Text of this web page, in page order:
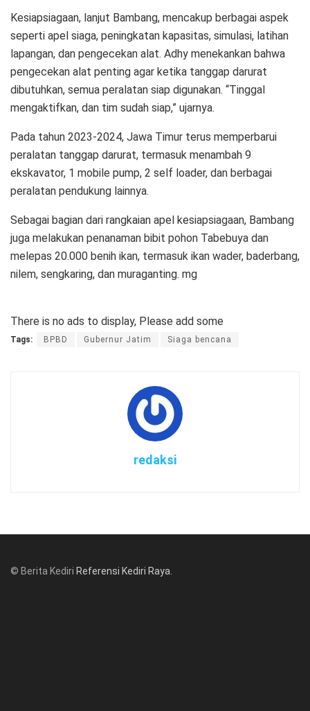
Kesiapsiagaan, lanjut Bambang, mencakup berbagai aspek
seperti apel siaga, peningkatan kapasitas, simulasi, latihan
lapangan, dan pengecekan alat. Adhy menekankan bahwa
pengecekan alat penting agar ketika tanggap darurat
dibutuhkan, semua peralatan siap digunakan. “Tinggal
mengaktifkan, dan tim sudah siap,” ujarnya.
Pada tahun 2023-2024, Jawa Timur terus memperbarui
peralatan tanggap darurat, termasuk menambah 9
ekskavator, 1 mobile pump, 2 self loader, dan berbagai
peralatan pendukung lainnya.
Sebagai bagian dari rangkaian apel kesiapsiagaan, Bambang
juga melakukan penanaman bibit pohon Tabebuya dan
melepas 20.000 benih ikan, termasuk ikan wader, baderbang,
nilem, sengkaring, dan muraganting. mg
There is no ads to display, Please add some
Tags: BPBD Gubernur Jatim Siaga bencana
redaksi
© Berita Kediri Referensi Kediri Raya.